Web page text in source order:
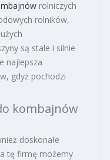
rolniczych
rolników,
są stale i silnie
najlepsza
gdyż pochodzi
kombajnów
doskonałe
tę firmę możemy